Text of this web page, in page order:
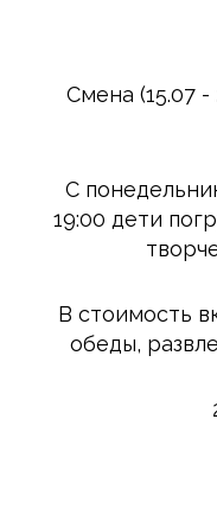
Смена (15.07 -
С
19:00 дети
В стоимость
обеды,